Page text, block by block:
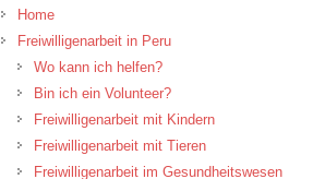
Home
Freiwilligenarbeit in Peru
Wo kann ich helfen?
Bin ich ein Volunteer?
Freiwilligenarbeit mit Kindern
Freiwilligenarbeit mit Tieren
Freiwilligenarbeit im Gesundheitswesen